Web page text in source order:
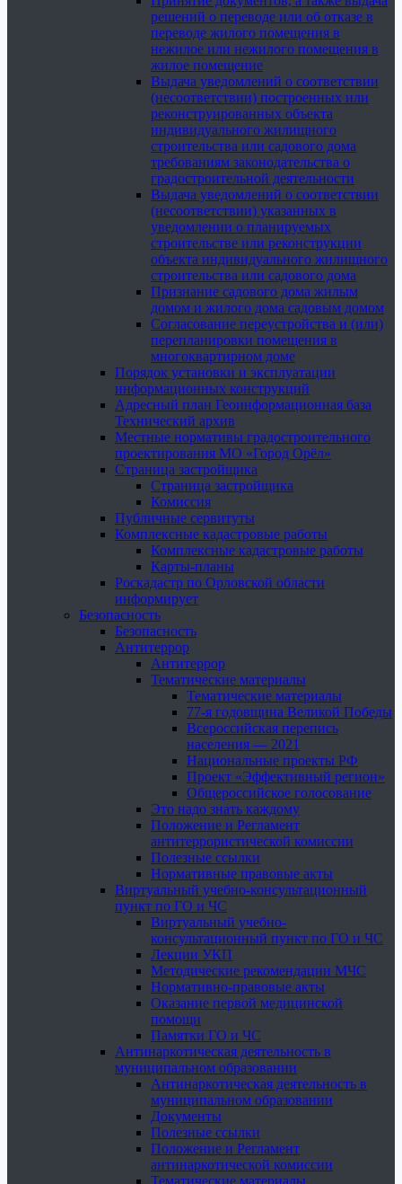
решений о переводе или об отказе в
переводе жилого помещения в
нежилое или нежилого помещения в
жилое помещение
Выдача уведомлений о соответствии
(несоответствии) построенных или
реконструированных объекта
индивидуального жилищного
строительства или садового дома
требованиям законодательства о
градостроительной деятельности
Выдача уведомлений о соответствии
(несоответствии) указанных в
уведомлении о планируемых
строительстве или реконструкции
объекта индивидуального жилищного
строительства или садового дома
Признание садового дома жилым
домом и жилого дома садовым домом
Согласование переустройства и (или)
перепланировки помещения в
многоквартирном доме
Порядок установки и эксплуатации
информационных конструкций
Адресный план Геоинформационная база
Технический архив
Местные нормативы градостроительного
проектирования МО «Город Орёл»
Страница застройщика
Страница застройщика
Комиссия
Публичные сервитуты
Комплексные кадастровые работы
Комплексные кадастровые работы
Карты-планы
Роскадастр по Орловской области
информирует
Безопасность
Безопасность
Антитеррор
Антитеррор
Тематические материалы
Тематические материалы
77-я годовщина Великой Победы
Всероссийская перепись
населения — 2021
Национальные проекты РФ
Проект «Эффективный регион»
Общероссийское голосование
Это надо знать каждому
Положение и Регламент
антитеррористической комиссии
Полезные ссылки
Нормативные правовые акты
Виртуальный учебно-консультационный
пункт по ГО и ЧС
Виртуальный учебно-
консультационный пункт по ГО и ЧС
Лекции УКП
Методические рекомендации МЧС
Нормативно-правовые акты
Оказание первой медицинской
помощи
Памятки ГО и ЧС
Антинаркотическая деятельность в
муниципальном образовании
Антинаркотическая деятельность в
муниципальном образовании
Документы
Полезные ссылки
Положение и Регламент
антинаркотической комиссии
Тематические материалы